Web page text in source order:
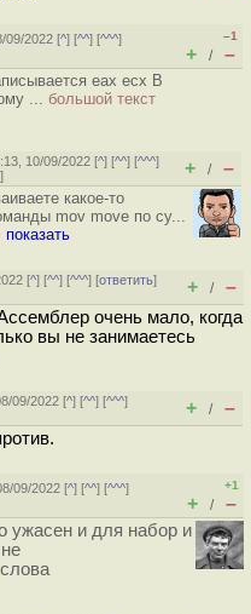
09/2022 [^] [^^] [^^^]
–1
+ / –
eax ecx В
... большой текст
10/09/2022 [^] [^^] [^^^]
] + / –
какое-то
mov move по су...
показать
[^] [^^] [^^^] [ответить]
+ / –
очень мало, когда
вы не занимаетесь
09/2022 [^] [^^] [^^^]
+ / –
09/2022 [^] [^^] [^^^]
+1
+ / –
ужасен и для набор и